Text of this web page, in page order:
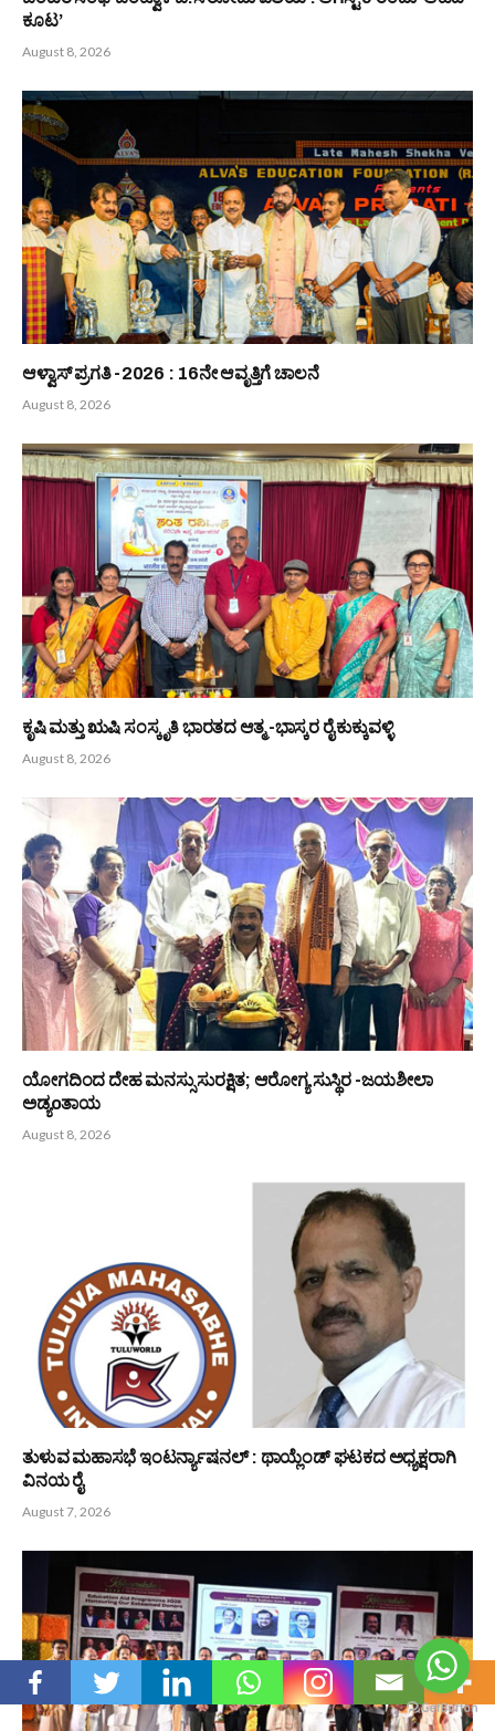
PREVIOUS ARTICLE
ಪ್ರಭಾಕರ್ ಶೆಟ್ಟಿ
NEXT ARTICLE
Bunts Now
Related Posts
ಬಂಟರ ಸಂಘ ಬಂಟ್ವಾಳ ಬಿ.ಸಿ ರೋಡು ವಲಯ : ಆಗಸ್ಟ್ 9 ರಂದು ‘ಆಟಿದ
ಕೂಟ’
August 8, 2026
ಆಳ್ವಾಸ್ ಪ್ರಗತಿ -2026 : 16ನೇ ಆವೃತ್ತಿಗೆ ಚಾಲನೆ
August 8, 2026
ಕೃಷಿ ಮತ್ತು ಋಷಿ ಸಂಸ್ಕೃತಿ ಭಾರತದ ಆತ್ಮ -ಭಾಸ್ಕರ ರೈ ಕುಕ್ಕುವಳ್ಳಿ
August 8, 2026
ಯೋಗದಿಂದ ದೇಹ ಮನಸ್ಸು ಸುರಕ್ಷಿತ; ಆರೋಗ್ಯ ಸುಸ್ಥಿರ -ಜಯಶೀಲಾ